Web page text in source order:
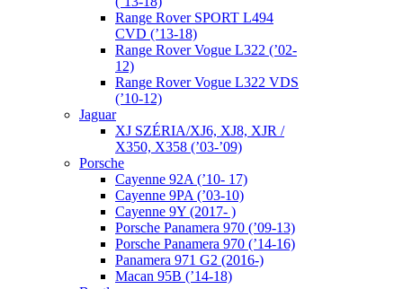
Range Rover SPORT L494
CVD (’13-18)
Range Rover Vogue L322 (’02-
12)
Range Rover Vogue L322 VDS
(’10-12)
Jaguar
XJ SZÉRIA/XJ6, XJ8, XJR /
X350, X358 (’03-’09)
Porsche
Cayenne 92A (’10- 17)
Cayenne 9PA (’03-10)
Cayenne 9Y (2017- )
Porsche Panamera 970 (’09-13)
Porsche Panamera 970 (’14-16)
Panamera 971 G2 (2016-)
Macan 95B (’14-18)